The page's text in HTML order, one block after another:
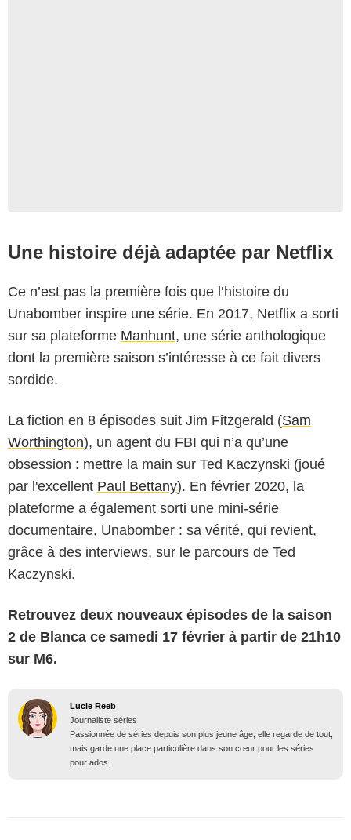
Une histoire déjà adaptée par Netflix
Ce n’est pas la première fois que l’histoire du
Unabomber inspire une série. En 2017, Netflix a sorti
sur sa plateforme Manhunt, une série anthologique
dont la première saison s’intéresse à ce fait divers
sordide.
La fiction en 8 épisodes suit Jim Fitzgerald (Sam
Worthington), un agent du FBI qui n’a qu’une
obsession : mettre la main sur Ted Kaczynski (joué
par l'excellent Paul Bettany). En février 2020, la
plateforme a également sorti une mini-série
documentaire, Unabomber : sa vérité, qui revient,
grâce à des interviews, sur le parcours de Ted
Kaczynski.
Retrouvez deux nouveaux épisodes de la saison
2 de Blanca ce samedi 17 février à partir de 21h10
sur M6.
Lucie Reeb
Journaliste séries
Passionnée de séries depuis son plus jeune âge, elle regarde de tout,
mais garde une place particulière dans son cœur pour les séries
pour ados.